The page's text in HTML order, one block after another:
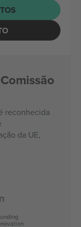
reconhecida
da UE,